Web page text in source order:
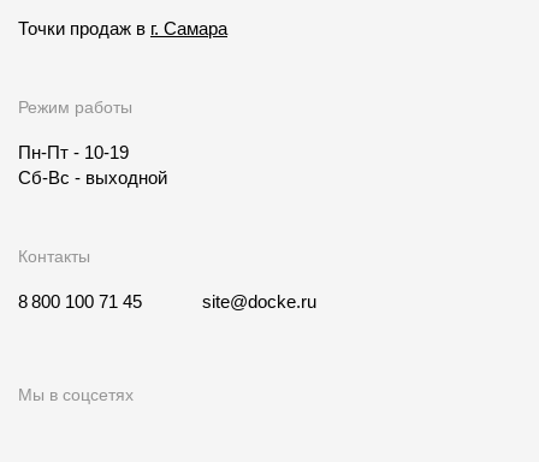
Точки продаж в г. Самара
Режим работы
Пн-Пт - 10-19
Сб-Вс - выходной
Контакты
8 800 100 71 45 site@docke.ru
Мы в соцсетях